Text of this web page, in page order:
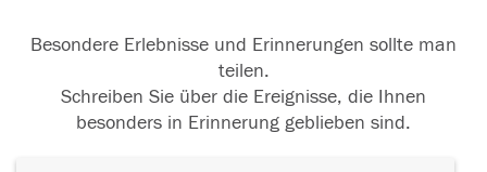
Besondere Erlebnisse und Erinnerungen sollte man
teilen.
Schreiben Sie über die Ereignisse, die Ihnen
besonders in Erinnerung geblieben sind.